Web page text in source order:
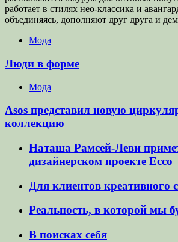
работает в стилях нео-классика и
объединяясь, дополняют друг друга и
Мода
Люди в форме
Мода
Asos представил новую
коллекцию
Наташа Рамсей-Леви
дизайнерском проекте Ecco
Для клиентов креативного
Реальность, в которой мы
В поисках себя